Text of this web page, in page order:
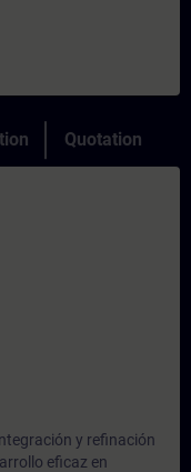
Quotation
y refinación
eficaz en